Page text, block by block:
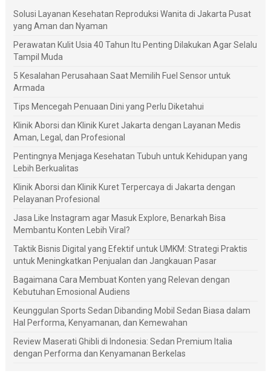
Solusi Layanan Kesehatan Reproduksi Wanita di Jakarta Pusat
yang Aman dan Nyaman
Perawatan Kulit Usia 40 Tahun Itu Penting Dilakukan Agar Selalu
Tampil Muda
5 Kesalahan Perusahaan Saat Memilih Fuel Sensor untuk
Armada
Tips Mencegah Penuaan Dini yang Perlu Diketahui
Klinik Aborsi dan Klinik Kuret Jakarta dengan Layanan Medis
Aman, Legal, dan Profesional
Pentingnya Menjaga Kesehatan Tubuh untuk Kehidupan yang
Lebih Berkualitas
Klinik Aborsi dan Klinik Kuret Terpercaya di Jakarta dengan
Pelayanan Profesional
Jasa Like Instagram agar Masuk Explore, Benarkah Bisa
Membantu Konten Lebih Viral?
Taktik Bisnis Digital yang Efektif untuk UMKM: Strategi Praktis
untuk Meningkatkan Penjualan dan Jangkauan Pasar
Bagaimana Cara Membuat Konten yang Relevan dengan
Kebutuhan Emosional Audiens
Keunggulan Sports Sedan Dibanding Mobil Sedan Biasa dalam
Hal Performa, Kenyamanan, dan Kemewahan
Review Maserati Ghibli di Indonesia: Sedan Premium Italia
dengan Performa dan Kenyamanan Berkelas